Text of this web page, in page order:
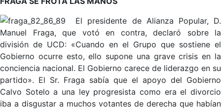
El presidente de Alianza Popular, D.
Manuel Fraga, que votó en contra, declaró sobre la
división de UCD: «Cuando en el Grupo que sostiene el
Gobierno ocurre esto, ello supone una grave crisis en la
conciencia nacional. El Gobierno carece de liderazgo en su
partido». El Sr. Fraga sabía que el apoyo del Gobierno
Calvo Sotelo a una ley progresista como era el divorcio
iba a disgustar a muchos votantes de derecha que habían